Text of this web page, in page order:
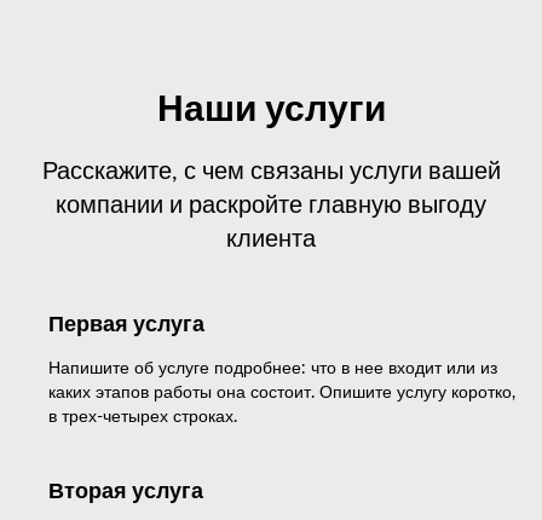
Наши услуги
Расскажите, с чем связаны услуги вашей
компании и раскройте главную выгоду
клиента
Первая услуга
Напишите об услуге подробнее: что в нее входит или из
каких этапов работы она состоит. Опишите услугу коротко,
в трех-четырех строках.
Вторая услуга